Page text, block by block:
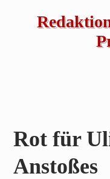
Rot für
Anstoßes